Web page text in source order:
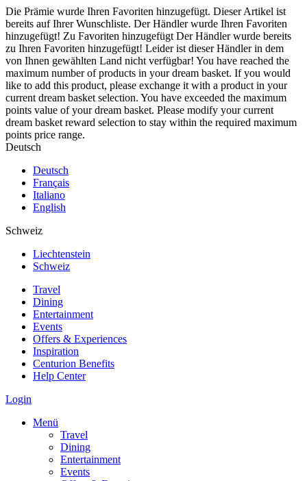
Die Prämie wurde Ihren Favoriten hinzugefügt. Dieser Artikel ist
bereits auf Ihrer Wunschliste. Der Händler wurde Ihren Favoriten
hinzugefügt! Zu Favoriten hinzugefügt Der Händler wurde bereits
zu Ihren Favoriten hinzugefügt! Leider ist dieser Händler in dem
von Ihnen gewählten Land nicht verfügbar! You have reached the
maximum number of products in your dream basket. If you would
like to add this product, please exchange it with a product in your
current dream basket selection. You have exceeded the maximum
points value of your dream basket. Please modify your current
dream basket reward selection to stay within the required maximum
points price range.
Deutsch
Deutsch
Français
Italiano
English
Schweiz
Liechtenstein
Schweiz
Travel
Dining
Entertainment
Events
Offers & Experiences
Inspiration
Centurion Benefits
Help Center
Login
Menü
Travel
Dining
Entertainment
Events